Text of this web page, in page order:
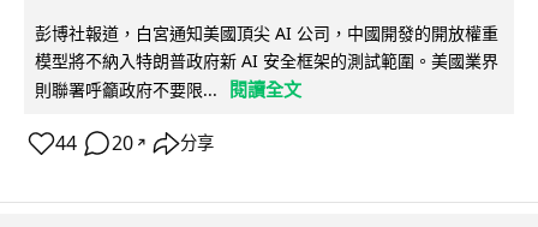
彭博社報道，白宮通知美國頂尖 AI 公司，中國開發的開放權重
模型將不納入特朗普政府新 AI 安全框架的測試範圍。美國業界
則聯署呼籲政府不要限...
閱讀全文
44 20 ↗ 分享